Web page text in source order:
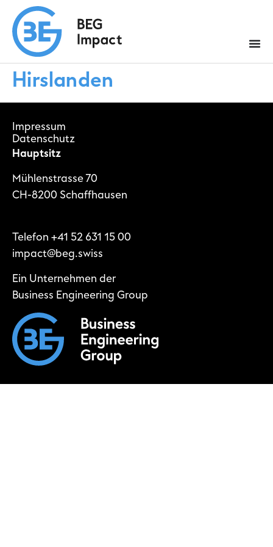
Hirslanden
Impressum
Datenschutz
Hauptsitz
Mühlenstrasse 70
CH-8200 Schaffhausen
Telefon +41 52 631 15 00
impact@beg.swiss
Ein Unternehmen der
Business Engineering Group